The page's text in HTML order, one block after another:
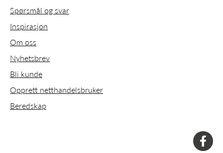
Spørsmål og svar
Inspirasjon
Om oss
Nyhetsbrev
Bli kunde
Opprett netthandelsbruker
Beredskap